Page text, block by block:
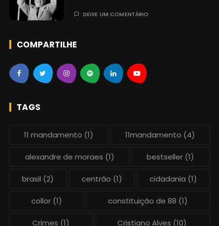
DEIXE UM COMENTÁRIO
COMPARTILHE
TAGS
11 mandamento (1) 11mandamento (4)
alexandre de moraes (1) bestseller (1)
brasil (2) centrão (1) cidadania (1)
collor (1) constituição de 88 (1)
Crimes (1) Cristiano Alves (10)